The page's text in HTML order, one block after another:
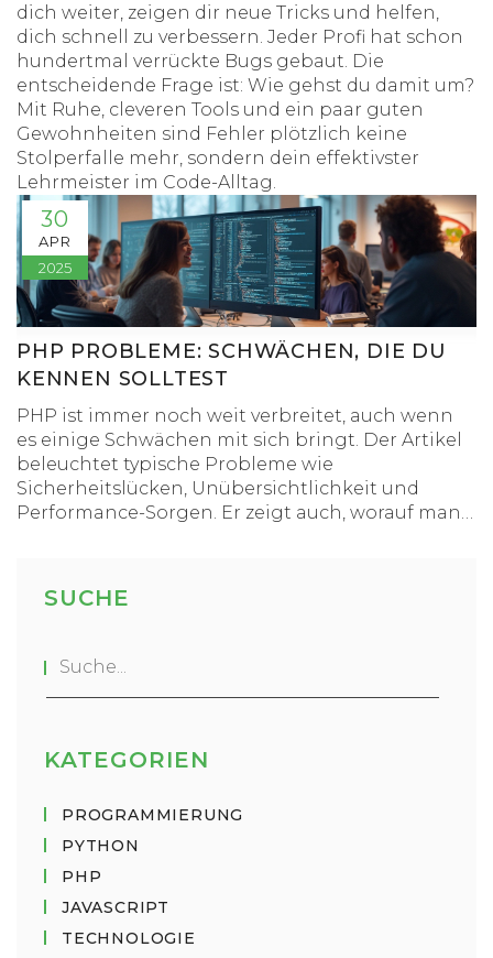
dich weiter, zeigen dir neue Tricks und helfen,
dich schnell zu verbessern. Jeder Profi hat schon
hundertmal verrückte Bugs gebaut. Die
entscheidende Frage ist: Wie gehst du damit um?
Mit Ruhe, cleveren Tools und ein paar guten
Gewohnheiten sind Fehler plötzlich keine
Stolperfalle mehr, sondern dein effektivster
Lehrmeister im Code-Alltag.
30
APR
2025
PHP PROBLEME: SCHWÄCHEN, DIE DU
KENNEN SOLLTEST
PHP ist immer noch weit verbreitet, auch wenn
es einige Schwächen mit sich bringt. Der Artikel
beleuchtet typische Probleme wie
Sicherheitslücken, Unübersichtlichkeit und
Performance-Sorgen. Er zeigt auch, worauf man
Entwickler typische Stolperfallen besser
vermeiden und moderner arbeiten. Ein Muss für
starten wollen.
SUCHE
KATEGORIEN
PROGRAMMIERUNG
PYTHON
PHP
JAVASCRIPT
TECHNOLOGIE